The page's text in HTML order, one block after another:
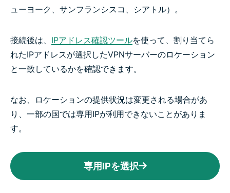
ューヨーク、サンフランシスコ、シアトル）。
接続後は、 IPアドレス確認ツールを使って、割り当てら
れたIPアドレスが選択したVPNサーバーのロケーション
と一致しているかを確認できます。
なお、ロケーションの提供状況は変更される場合があ
り、一部の国では専用IPが利用できないことがありま
す。
専用IPを選択